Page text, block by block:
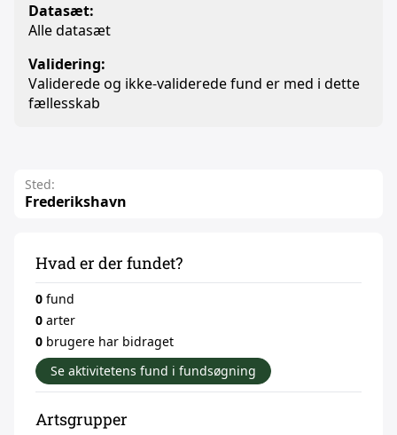
Datasæt:
Alle datasæt
Validering:
Validerede og ikke-validerede fund er med i dette
fællesskab
Sted:
Frederikshavn
Hvad er der fundet?
0 fund
0 arter
0 brugere har bidraget
Se aktivitetens fund i fundsøgning
Artsgrupper